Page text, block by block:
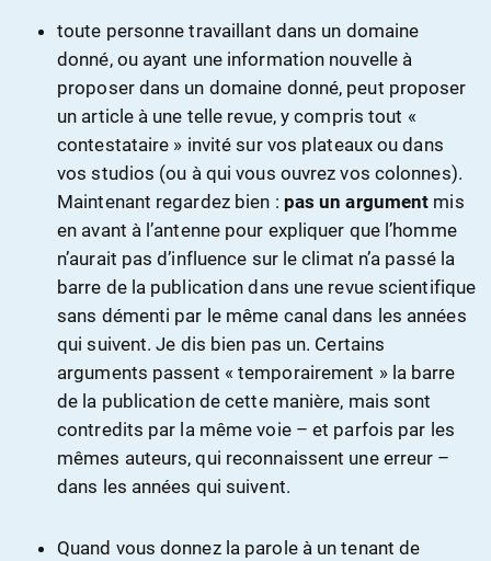
toute personne travaillant dans un domaine
donné, ou ayant une information nouvelle à
proposer dans un domaine donné, peut proposer
un article à une telle revue, y compris tout «
contestataire » invité sur vos plateaux ou dans
vos studios (ou à qui vous ouvrez vos colonnes).
Maintenant regardez bien : pas un argument mis
en avant à l’antenne pour expliquer que l’homme
n’aurait pas d’influence sur le climat n’a passé la
barre de la publication dans une revue scientifique
sans démenti par le même canal dans les années
qui suivent. Je dis bien pas un. Certains
arguments passent « temporairement » la barre
de la publication de cette manière, mais sont
contredits par la même voie – et parfois par les
mêmes auteurs, qui reconnaissent une erreur –
dans les années qui suivent.
Quand vous donnez la parole à un tenant de